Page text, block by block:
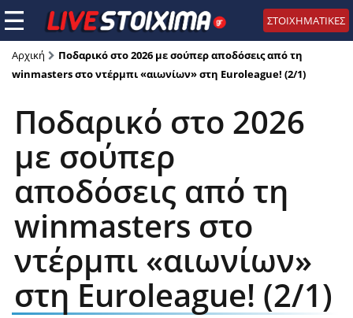
ΣΤΟΙΧΗΜΑΤΙΚΕΣ
Αρχική
Ποδαρικό στο 2026 με σούπερ αποδόσεις από τη
winmasters στο ντέρμπι «αιωνίων» στη Euroleague! (2/1)
Ποδαρικό στο 2026
με σούπερ
αποδόσεις από τη
winmasters στο
ντέρμπι «αιωνίων»
στη Euroleague! (2/1)